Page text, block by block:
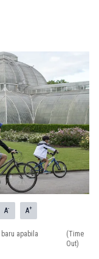
A- A+
apabila
(Time
Out)